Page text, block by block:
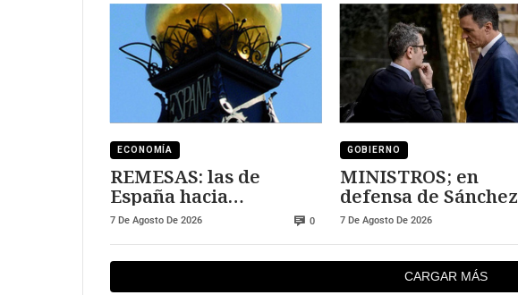
ECONOMÍA
REMESAS: las de
España hacia
Marruecos se han
7 De Agosto De 2026 0
GOBIERNO
MINISTROS; en
defensa de Sánchez
7 De Agosto De 2026
CARGAR MÁS